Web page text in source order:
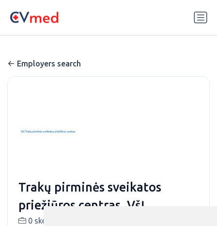
Employers search
Trakų pirminės sveikatos
priežiūros centras, VšĮ
0 skelbimai (-ų)